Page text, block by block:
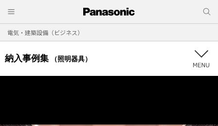
電気・建築設備（ビジネス）
納入事例集 （照明器具）